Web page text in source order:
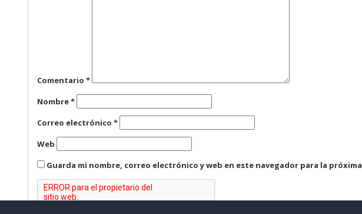
Comentario*
Nombre*
Correo electrónico*
Web
Guarda mi nombre, correo electrónico y web en este navegador para la